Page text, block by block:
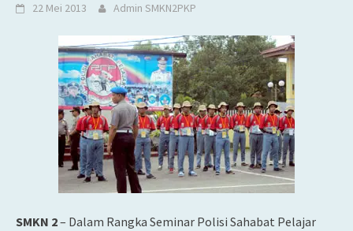
22 Mei 2013 Admin SMKN2PKP
SMKN 2– Dalam Rangka Seminar Polisi Sahabat Pelajar